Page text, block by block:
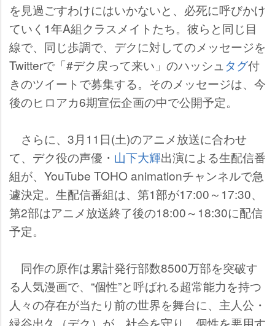
を見過ごすわけにはいかないと、必死に呼びかけ
ていく1年A組クラスメイトたち。彼らと同じ目
線で、同じ歩調で、デクに対してのメッセージを
Twitterで「#デク戻って来い」のハッシュ タグ付
きのツイートで募集する。そのメッセージは、今
後のヒロアカ6期宣伝企画の中で公開予定。
さらに、3月11日(土)のアニメ放送に合わせ
て、デク役の声優・ 山下大輝出演による生配信番
組が、YouTube TOHO animationチャンネルで急
遽決定。生配信番組は、第1部が17:00～17:30、
第2部はアニメ放送終了後の18:00～18:30に配信
予定。
同作の原作は累計発行部数8500万部を突破す
る人気漫画で、“個性”と呼ばれる超常能力を持つ
人々の存在が当たり前の世界を舞台に、主人公・
緑谷出久（デク）が、社会を守り、個性を悪用す